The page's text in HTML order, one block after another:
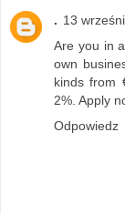
. 13
Are you in
own
kinds from
2%. Apply
Odpowiedz